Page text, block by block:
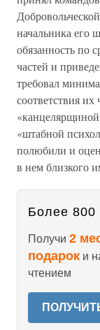
начальника его
обязанность по
частей и
требовал
соответствия
«штабной
полюбили и
в нем близкого
Более 800
Получи 2
подарок и
чтением